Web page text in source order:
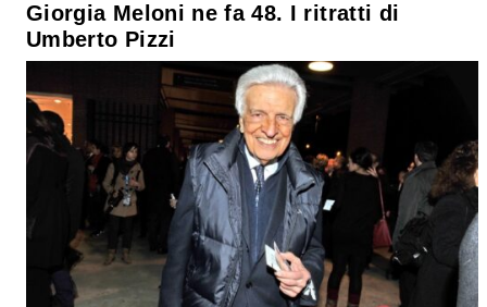
Giorgia Meloni ne fa 48. I ritratti di
Umberto Pizzi